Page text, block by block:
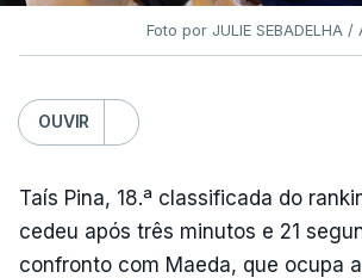
Foto por JULIE SEBADELHA /
OUVIR
Taís Pina, 18.ª classificada do
cedeu após três minutos e 21
confronto com Maeda, que ocupa